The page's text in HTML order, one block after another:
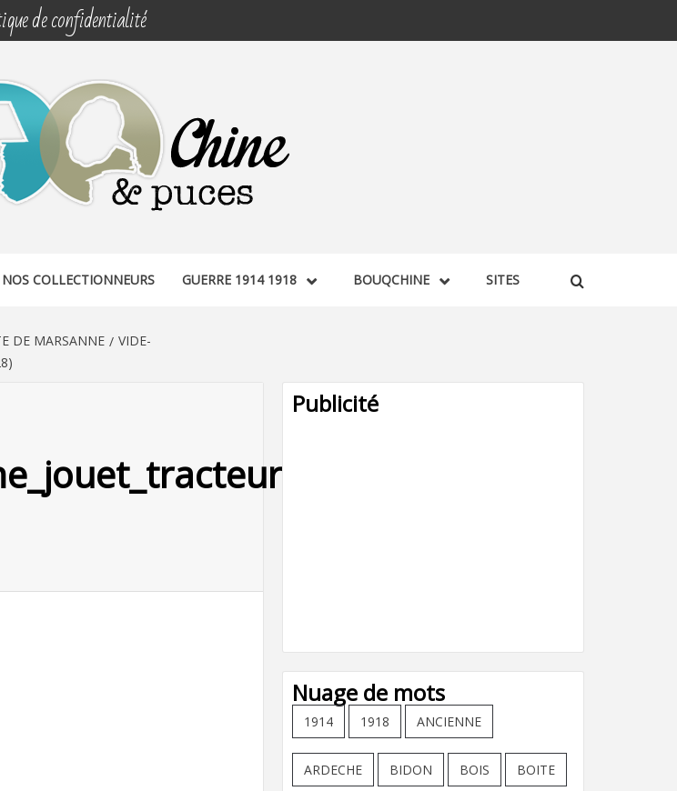
de confidentialité
NOS COLLECTIONNEURS GUERRE 1914 1918 BOUQCHINE SITES
DE MARSANNE
VIDE-
Publicité
Nuage de mots
1914 1918 ANCIENNE
ARDECHE BIDON BOIS BOITE